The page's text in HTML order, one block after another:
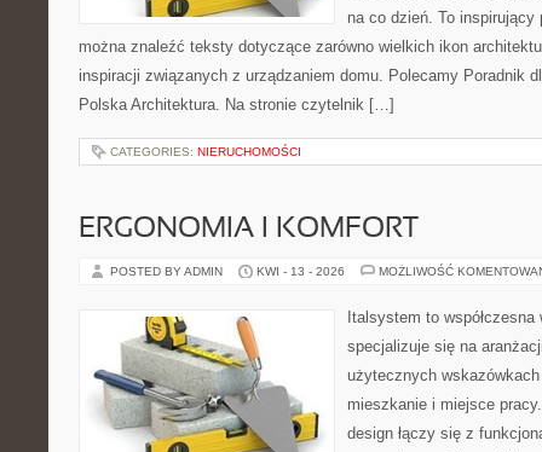
na co dzień. To
można znaleźć teksty dotyczące zarówno wielkich ikon
inspiracji związanych z urządzaniem domu. Polecamy Poradnik
Polska Architektura. Na stronie czytelnik […]
CATEGORIES: NIERUCHOMOŚCI
ERGONOMIA I KOMFORT
POSTED BY ADMIN KWI - 13 - 2026 MOŻLIWOŚĆ
Italsystem to
specjalizuje się na
użytecznych
mieszkanie i miejsce
design łączy się z